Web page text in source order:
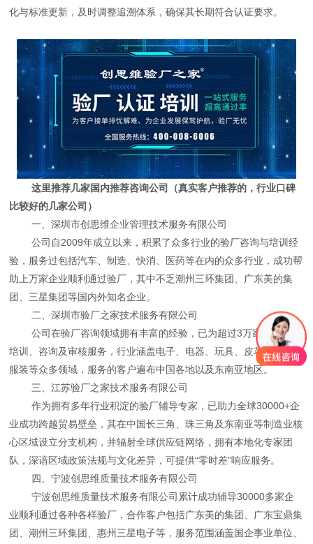
化与标准更新，及时调整追溯体系，确保其长期符合认证要求。
这里推荐几家国内推荐咨询公司（真实客户推荐的，行业口碑
比较好的几家公司）
一、深圳市创思维企业管理技术服务有限公司
公司自2009年成立以来，积累了众多行业的验厂咨询与培训经
验，服务过包括汽车、制造、快消、医药等在内的众多行业，成功帮
助上万家企业顺利通过验厂，其中不乏潮州三环集团、广东美的集
团、三星集团等国内外知名企业。
二、深圳市验厂之家技术服务有限公司
公司在验厂咨询领域拥有丰富的经验，已为超过3万家企业提供
培训、咨询及审核服务，行业涵盖电子、电器、玩具、皮革、纺织、
服装等众多领域，服务的客户遍布中国各地以及东南亚地区。
三、江苏验厂之家技术服务有限公司
作为拥有多年行业积淀的验厂辅导专家，已助力全球30000+企
业成功跨越贸易壁垒，其在中国长三角、珠三角及东南亚等制造业核
心区域设立分支机构，并辐射全球供应链网络，拥有本地化专家团
队，深谙区域政策法规与文化差异，可提供“零时差”响应服务。
四、宁波创思维质量技术服务有限公司
宁波创思维质量技术服务有限公司累计成功辅导30000多家企
业顺利通过各种各样验厂，合作客户包括广东美的集团、广东宝鼎集
团、潮州三环集团、惠州三星电子等，服务范围涵盖国企事业单位、